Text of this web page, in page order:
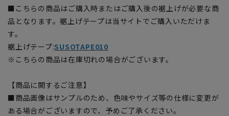
■こちらの商品はご購入時またはご購入後の裾上げが必要な商
品となります。裾上げテープは当サイトでご購入いただけま
す。
裾上げテープ:SUSOTAPE010
※こちらの商品は在庫切れの場合がございます。
【商品に関するご注意】
■商品画像はサンプルのため、色味やサイズ等の仕様に変更が
ある場合がございますので、予めご了承ください。